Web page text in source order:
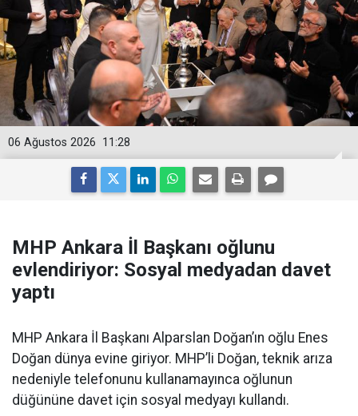
11:28
06 Ağustos 2026
MHP Ankara İl Başkanı oğlunu
evlendiriyor: Sosyal medyadan davet
yaptı
MHP Ankara İl Başkanı Alparslan Doğan’ın oğlu Enes
Doğan dünya evine giriyor. MHP’li Doğan, teknik arıza
nedeniyle telefonunu kullanamayınca oğlunun
düğününe davet için sosyal medyayı kullandı.